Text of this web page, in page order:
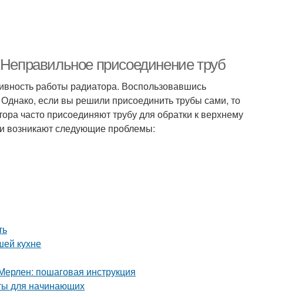
присоединение труб
работы радиатора. Воспользовавшись
если вы решили присоединить трубы сами, то
часто присоединяют трубу для обратки к верхнему
возникают следующие проблемы:
кухне
пошаговая инструкция
для начинающих